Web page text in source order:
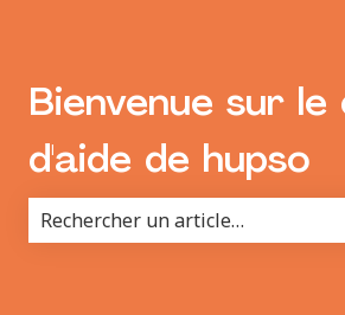
Bienvenue sur
d'aide de hupso